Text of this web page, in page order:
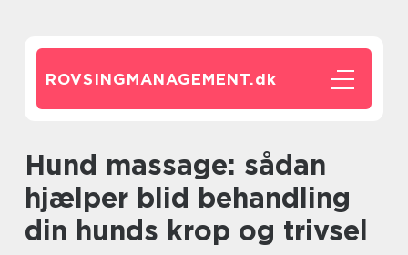
ROVSINGMANAGEMENT.dk
Hund massage: sådan
hjælper blid behandling
din hunds krop og trivsel